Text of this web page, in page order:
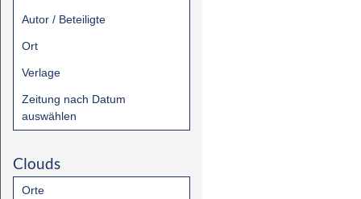
Autor / Beteiligte
Ort
Verlage
Zeitung nach Datum
auswählen
Clouds
Orte